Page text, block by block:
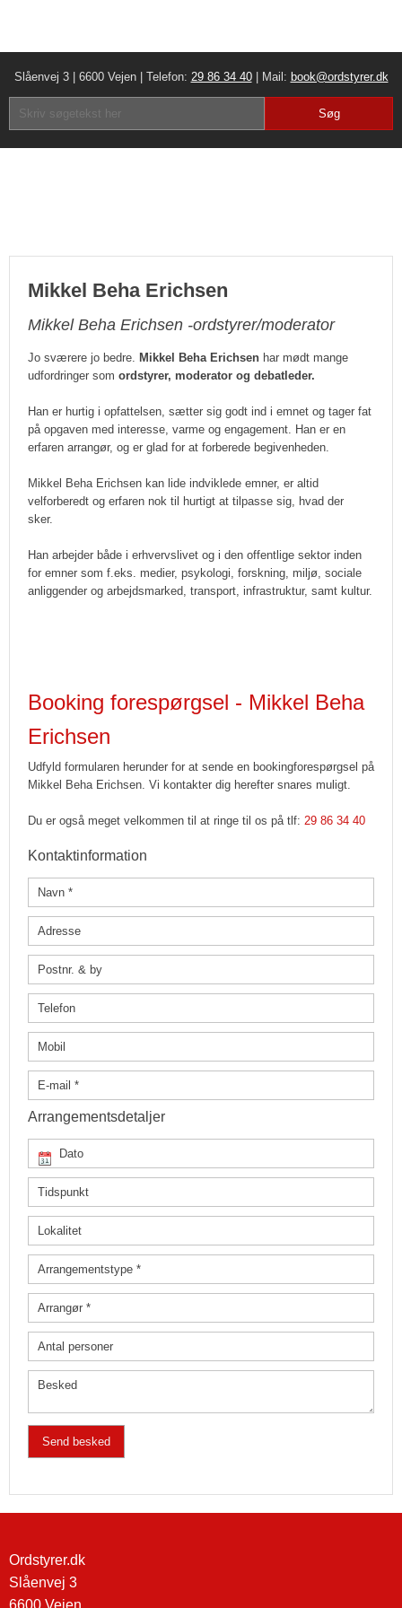
Slåenvej 3 | 6600 Vejen | Telefon: 29 86 34 40| Mail: book@ordstyrer.dk​
Mikkel Beha Erichsen
Mikkel Beha Erichsen -ordstyrer/moderator
Jo sværere jo bedre. Mikkel Beha Erichsenhar mødt mange
udfordringer som ordstyrer, moderator og debatleder.
Han er hurtig i opfattelsen, sætter sig godt ind i emnet og tager fat
på opgaven med interesse, varme og engagement. Han er en
erfaren arrangør, og er glad for at forberede begivenheden.
Mikkel Beha Erichsen kan lide indviklede emner, er altid
velforberedt og erfaren nok til hurtigt at tilpasse sig, hvad der
sker.
Han arbejder både i erhvervslivet og i den offentlige sektor inden
for emner som f.eks. medier, psykologi, forskning, miljø, sociale
anliggender og arbejdsmarked, transport, infrastruktur, samt kultur.
Booking forespørgsel - Mikkel Beha
Erichsen
Udfyld formularen herunder for at sende en bookingforespørgsel på
Mikkel Beha Erichsen. Vi kontakter dig herefter snares muligt.
Du er også meget velkommen til at ringe til os på tlf: 29 86 34 40
Kontaktinformation
Arrangementsdetaljer
Ordstyrer.dk
Slåenvej 3
6600 Vejen